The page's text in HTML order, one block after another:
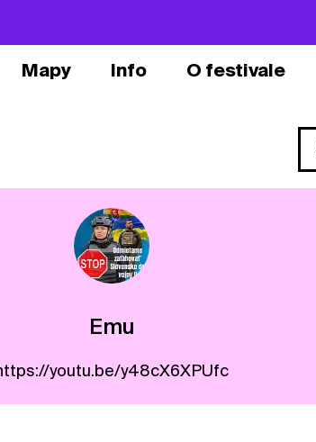
Mapy Info O festivale
Emu
youtu.be/y48cX6XPUfc